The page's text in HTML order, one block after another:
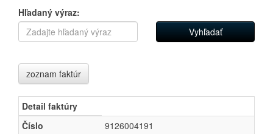
Hľadaný výraz:
zoznam faktúr
Detail faktúry
Číslo
9126004191